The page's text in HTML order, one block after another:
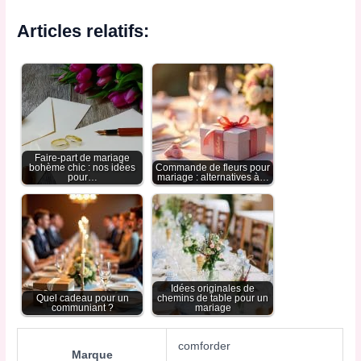
Articles relatifs:
Faire-part de mariage
bohème chic : nos idées
pour…
Commande de fleurs pour
mariage : alternatives à…
Quel cadeau pour un
communiant ?
Idées originales de
chemins de table pour un
mariage
Marque
comforder